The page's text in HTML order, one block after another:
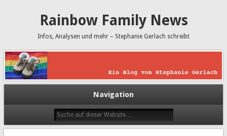
Rainbow Family News
Infos, Analysen und mehr – Stephanie Gerlach schreibt
Navigation